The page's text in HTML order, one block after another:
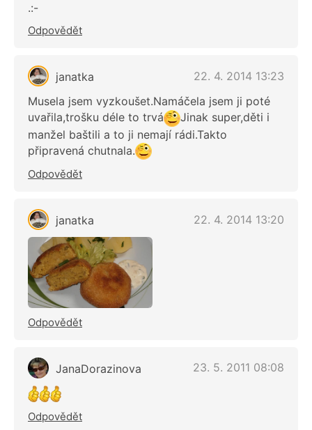
.:-
Odpovědět
janatka
22. 4. 2014 13:23
Musela jsem vyzkoušet.Namáčela jsem ji poté
uvařila,trošku déle to trvá
Jinak super,děti i
manžel baštili a to ji nemají rádi.Takto
připravená chutnala.
Odpovědět
janatka 22. 4. 2014 13:20
Odpovědět
JanaDorazinova 23. 5. 2011 08:08
Odpovědět